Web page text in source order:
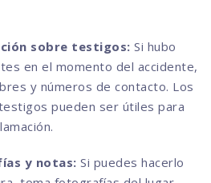
sobre testigos: Si hubo
en el momento del accidente,
y números de contacto. Los
pueden ser útiles para
y notas: Si puedes hacerlo